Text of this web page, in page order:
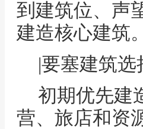
到建筑位、声
建造核心建筑。
|要塞建筑选
初期优先建
营、旅店和资